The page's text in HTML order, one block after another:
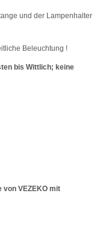
und der Lampenhalter
Beleuchtung !
bis Wittlich; keine
VEZEKO mit